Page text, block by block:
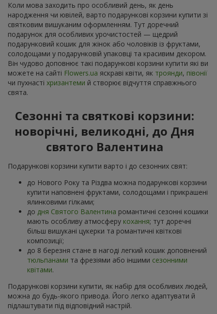
Коли мова заходить про особливий день, як день
народження чи ювілей, варто подарункові корзини купити зі
святковим вишуканим оформленням. Тут доречний
подарунок для особливих урочистостей — щедрий
подарунковий кошик для жінок або чоловіків із фруктами,
солодощами у подарунковій упаковці та красивим декором.
Він чудово доповнює такі подарункові корзини купити які ви
можете на сайті Flowers.ua яскраві квіти, як троянди, півонії
чи пухнасті хризантеми й створює відчуття справжнього
свята.
Сезонні та святкові корзини:
новорічні, великодні, до Дня
святого Валентина
Подарункові корзини купити варто і до сезонних свят:
до Нового Року та Різдва можна подарункові корзини
купити наповнені фруктами, солодощами і прикрашені
ялинковими гілками;
до дня Святого Валентина романтичні сезонні кошики
мають особливу атмосферу кохання; тут доречні
більш вишукані цукерки та романтичні квіткові
композиції;
до 8 березня стане в нагоді легкий кошик доповнений
тюльпанами та фрезіями або іншими сезонними
квітами.
Подарункові корзини купити, як набір для особливих людей,
можна до будь-якого привода. Його легко адаптувати й
підлаштувати під відповідний настрій.